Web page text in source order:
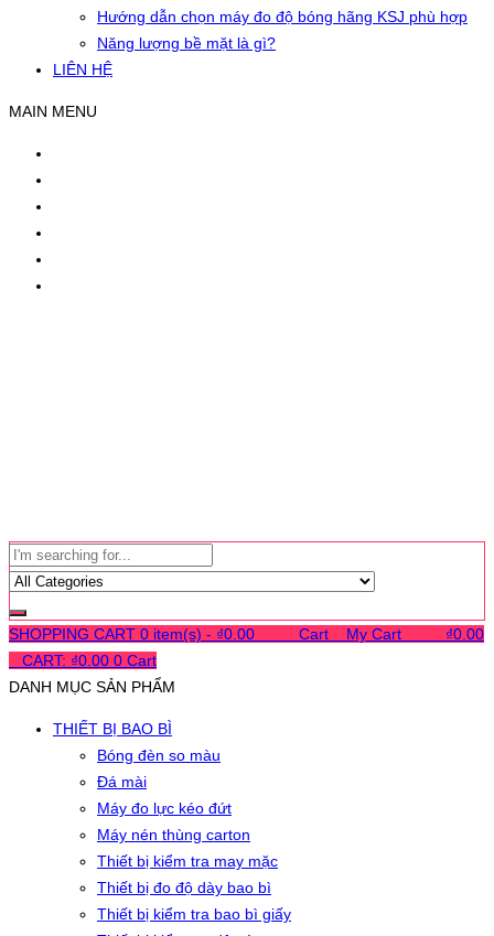
Hướng dẫn chọn máy đo độ bóng hãng KSJ phù hợp
Năng lượng bề mặt là gì?
LIÊN HỆ
MAIN MENU
SHOPPING CART 0 item(s) - ₫0.00 Cart My Cart ₫0.00
CART: ₫0.00 0 Cart
DANH MỤC SẢN PHẨM
THIẾT BỊ BAO BÌ
Bóng đèn so màu
Đá mài
Máy đo lực kéo đứt
Máy nén thùng carton
Thiết bị kiểm tra may mặc
Thiết bị đo độ dày bao bì
Thiết bị kiểm tra bao bì giấy